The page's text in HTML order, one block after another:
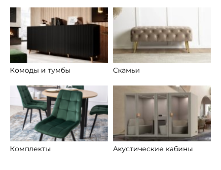
Комоды и тумбы Скамьи
Комплекты Акустические кабины